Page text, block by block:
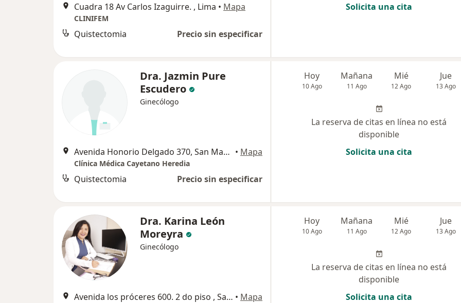
Cuadra 18 Av Carlos Izaguirre. , Lima • Mapa
CLINIFEM
Quistectomia Precio sin especificar
Solicita una cita
Dra. Jazmin Pure
Escudero
Ginecólogo
Avenida Honorio Delgado 370, San Martín de Porres • Mapa
Clínica Médica Cayetano Heredia
Quistectomia Precio sin especificar
Hoy
10 Ago
Mañana
11 Ago
Mié
12 Ago
Jue
13 Ago
La reserva de citas en línea no está
disponible
Solicita una cita
Dra. Karina León
Moreyra
Ginecólogo
Avenida los próceres 600. 2 do piso , San Martín de Porres • Mapa
Hoy
10 Ago
Mañana
11 Ago
Mié
12 Ago
Jue
13 Ago
La reserva de citas en línea no está
disponible
Solicita una cita